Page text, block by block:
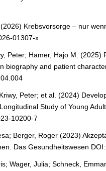
Krebsvorsorge – nur
01307-x
Peter; Hamer, Hajo M.
biography and patient
Peter; et al. (2024)
Study of Young
10200-7
Berger, Roger (2023)
Das Gesundheitswesen
Wager, Julia; Schneck,